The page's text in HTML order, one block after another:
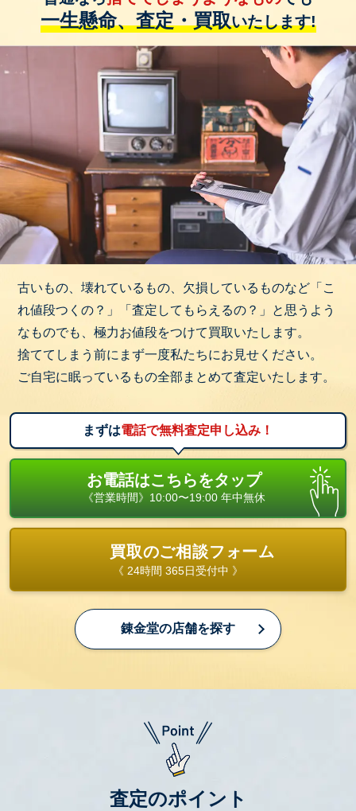
一生懸命、査定・買取いたします!
古いもの、壊れているもの、欠損しているものなど「こ
れ値段つくの？」「査定してもらえるの？」と思うよう
なものでも、極力お値段をつけて買取いたします。
捨ててしまう前にまず一度私たちにお見せください。
ご自宅に眠っているもの全部まとめて査定いたします。
まずは電話で無料査定申し込み！
お電話はこちらをタップ
《営業時間》10:00〜19:00 年中無休
買取のご相談フォーム
《 24時間 365日受付中 》
錬金堂の店舗を探す
査定のポイント